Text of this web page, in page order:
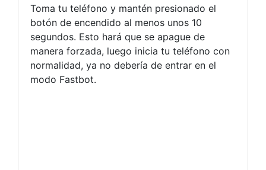
Toma tu teléfono y mantén presionado el
botón de encendido al menos unos 10
segundos. Esto hará que se apague de
manera forzada, luego inicia tu teléfono con
normalidad, ya no debería de entrar en el
modo Fastbot.